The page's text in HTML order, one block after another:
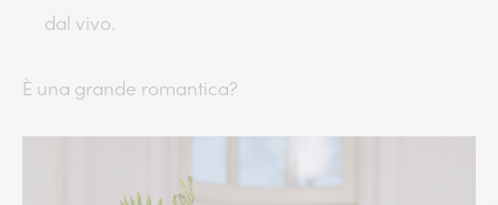
dal vivo.
È una grande romantica?